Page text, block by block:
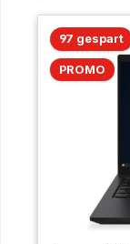
97 gespart
PROMO